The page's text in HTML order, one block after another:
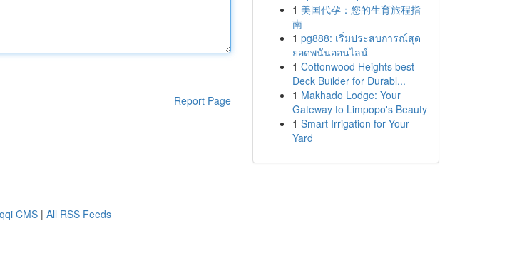
Report Page
1 美国代孕：您的生育旅程指
南
1 pg888: เริ่มประสบการณ์สุด
ยอดพนันออนไลน์
1 Cottonwood Heights best
Deck Builder for Durabl...
1 Makhado Lodge: Your
Gateway to Limpopo's Beauty
1 Smart Irrigation for Your
Yard
CMS | All RSS Feeds